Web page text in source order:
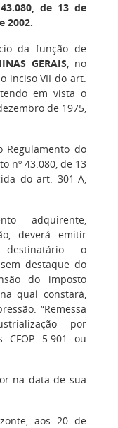
de 13 de
2002.
da função de
GERAIS, no
inciso VII do art.
em vista o
de 1975,
do
nº 43.080, de 13
do art. 301-A,
adquirente,
deverá emitir
o
destaque do
do imposto
qual constará,
“Remessa
por
CFOP 5.901 ou
na data de sua
aos 20 de